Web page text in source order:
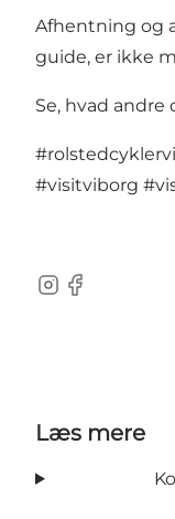
Afhentning og
guide, er ikke
Se, hvad andre
#visitviborg
Instagram
Facebook
Læs mere